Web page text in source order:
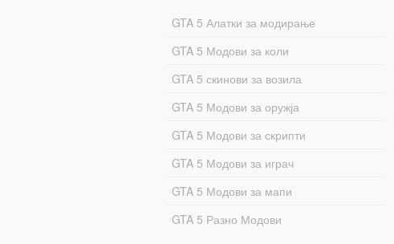
GTA 5 Алатки за модирање
GTA 5 Модови за коли
GTA 5 скинови за возила
GTA 5 Модови за оружја
GTA 5 Модови за скрипти
GTA 5 Модови за играч
GTA 5 Модови за мапи
GTA 5 Разно Модови